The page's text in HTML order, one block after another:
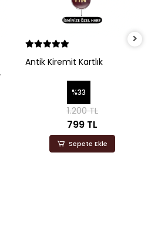
Antik Kiremit Kartlık
%33
1.200 TL
799 TL
Sepete Ekle